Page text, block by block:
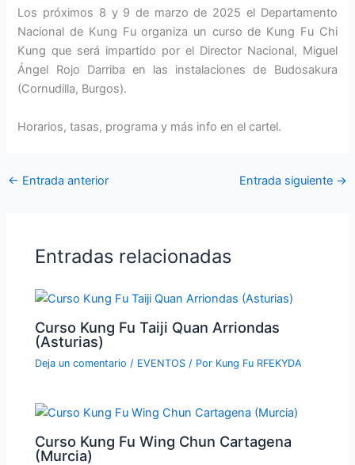
Los próximos 8 y 9 de marzo de 2025 el Departamento
Nacional de Kung Fu organiza un curso de Kung Fu Chi
Kung que será impartido por el Director Nacional, Miguel
Ángel Rojo Darriba en las instalaciones de Budosakura
(Cornudilla, Burgos).
Horarios, tasas, programa y más info en el cartel.
← Entrada anterior Entrada siguiente →
Entradas relacionadas
Curso Kung Fu Taiji Quan Arriondas
(Asturias)
Deja un comentario / EVENTOS / Por Kung Fu RFEKYDA
Curso Kung Fu Wing Chun Cartagena
(Murcia)